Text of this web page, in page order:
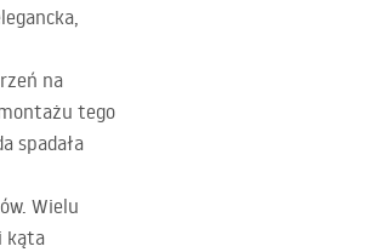
na
tego
spadała
Wielu
kąta